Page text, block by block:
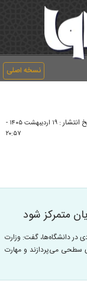
نسخه اصلی
انتشار :
۱۹ ارديبهشت ۱۴۰۵ -
۲۰:۵۷
متمرکز شود
در دانشگاه‌ها، گفت: وزارت
سطحی می‌پردازند و مهارت